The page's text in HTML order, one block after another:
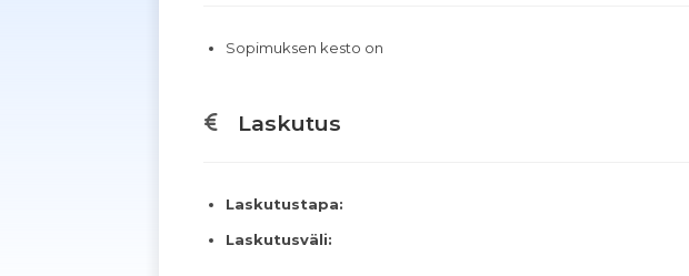
Sopimuksen kesto on
Laskutus
Laskutustapa:
Laskutusväli: